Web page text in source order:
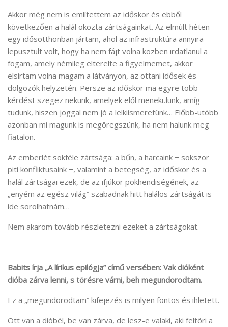
Akkor még nem is említettem az időskor és ebből
következően a halál okozta zártságainkat. Az elmúlt héten
egy idősotthonban jártam, ahol az infrastruktúra annyira
lepusztult volt, hogy ha nem fájt volna közben irdatlanul a
fogam, amely némileg elterelte a figyelmemet, akkor
elsírtam volna magam a látványon, az ottani idősek és
dolgozók helyzetén. Persze az időskor ma egyre több
kérdést szegez nekünk, amelyek elől menekülünk, amíg
tudunk, hiszen joggal nem jó a lelkiismeretünk… Előbb-utóbb
azonban mi magunk is megöregszünk, ha nem halunk meg
fiatalon.
Az emberlét sokféle zártsága: a bűn, a harcaink − sokszor
piti konfliktusaink −, valamint a betegség, az időskor és a
halál zártságai ezek, de az ifjúkor pökhendiségének, az
„enyém az egész világ” szabadnak hitt halálos zártságát is
ide sorolhatnám…
Nem akarom tovább részletezni ezeket a zártságokat.
Babits írja „A lírikus epilógja” című versében: Vak dióként
dióba zárva lenni, s törésre várni, beh megundorodtam.
Ez a „megundorodtam” kifejezés is milyen fontos és ihletett.
Ott van a dióbél, be van zárva, de lesz-e valaki, aki feltöri a